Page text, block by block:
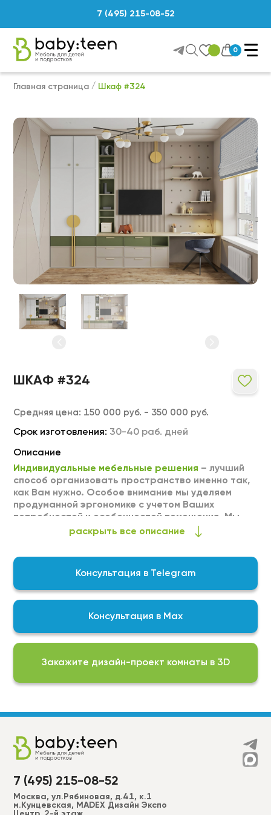
7 (495) 215-08-52
0
Главная страница Шкаф #324
ШКАФ #324
Средняя цена: 150 000 руб. - 350 000 руб.
Срок изготовления: 30-40 раб. дней
Описание
Индивидуальные мебельные решения – лучший
способ организовать пространство именно так,
как Вам нужно. Особое внимание мы уделяем
продуманной эргономике с учетом Ваших
потребностей и особенностей помещения. Мы
можем выполнить любое изделие на заказ по
качественный продукт
На выбор доступны актуальные подборки
цветов, фактур и финишных покрытий для
реализации любой задумки:
Фурнитура BLUM\DTC;
ЛДСП EGGER;
Пластики ALVIC, CLEAF, FENIX, AGT, EVOGLOSS и др.
вариантов фрезеровки для фасадов + фрезеровки
Широкий ассортимент ручек, а также без ручек
“push to open”.
раскрыть все описание
Консультация в Telegram
Консультация в Max
Закажите дизайн-проект комнаты в 3D
7 (495) 215-08-52
Москва, ул.Рябиновая, д.41, к.1
м.Кунцевская, MADEX Дизайн Экспо